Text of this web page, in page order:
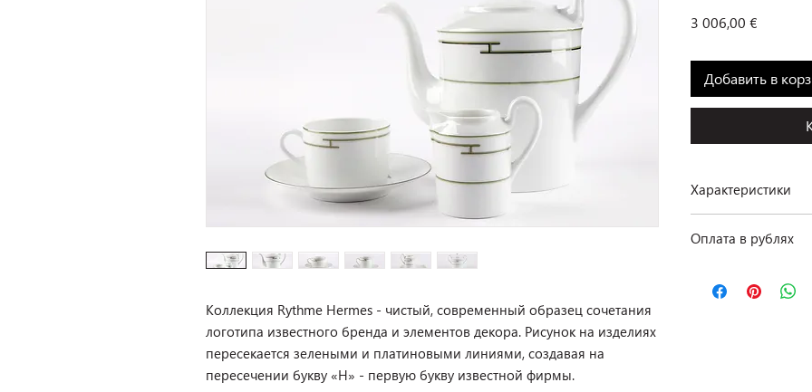
Коллекция Rythme Hermes - чистый, современный образец сочетания
логотипа известного бренда и элементов декора. Рисунок на изделиях
пересекается зелеными и платиновыми линиями, создавая на
пересечении букву «Н» - первую букву известной фирмы.
3 006,00 €
Добавить в
Характеристики
Коллекция: Rythme
Количество: 8
Наличие: в салоне
Оплата в рублях